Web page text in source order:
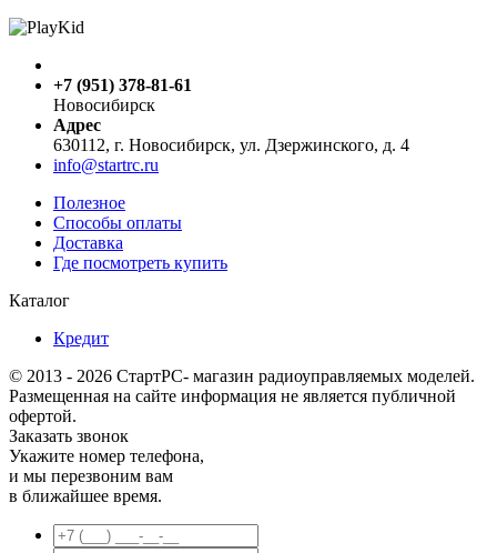
+7 (951) 378-81-61
Новосибирск
Адрес
630112, г. Новосибирск, ул. Дзержинского, д. 4
info@startrc.ru
Полезное
Способы оплаты
Доставка
Где посмотреть купить
Каталог
Кредит
© 2013 - 2026 СтартРС- магазин радиоуправляемых моделей.
Размещенная на сайте информация не является публичной
офертой.
Заказать звонок
Укажите номер телефона,
и мы перезвоним вам
в ближайшее время.